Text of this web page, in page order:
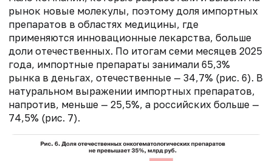
рынок новые молекулы, поэтому доля импортных
препаратов в областях медицины, где
применяются инновационные лекарства, больше
доли отечественных. По итогам семи месяцев 2025
года, импортные препараты занимали 65,3%
рынка в деньгах, отечественные — 34,7% (рис. 6). В
натуральном выражении импортных препаратов,
напротив, меньше — 25,5%, а российских больше —
74,5% (рис. 7).